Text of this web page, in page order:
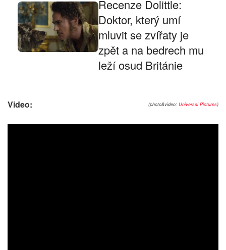
Recenze Dolittle:
Doktor, který umí
mluvit se zvířaty je
zpět a na bedrech mu
leží osud Británie
(photo&video: Universal Pictures)
Video: